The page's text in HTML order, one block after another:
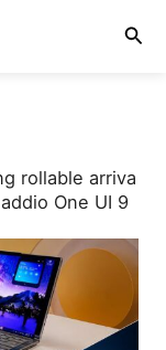
rollable arriva
One UI 9